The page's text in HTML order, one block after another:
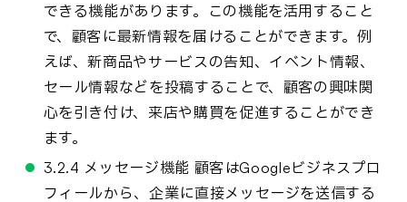
できる機能があります。この機能を活用すること
で、顧客に最新情報を届けることができます。例
えば、新商品やサービスの告知、イベント情報、
セール情報などを投稿することで、顧客の興味関
心を引き付け、来店や購買を促進することができ
ます。
3.2.4 メッセージ機能 顧客はGoogleビジネスプロ
フィールから、企業に直接メッセージを送信する